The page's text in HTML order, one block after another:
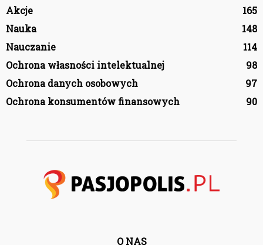
Akcje
165
Nauka
148
Nauczanie
114
Ochrona własności intelektualnej
98
Ochrona danych osobowych
97
Ochrona konsumentów finansowych
90
O NAS